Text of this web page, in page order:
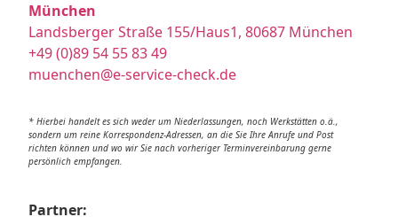
München
Landsberger Straße 155/Haus1, 80687 München
+49 (0)89 54 55 83 49
muenchen@e-service-check.de
* Hierbei handelt es sich weder um Niederlassungen, noch Werkstätten o.ä.,
sondern um reine Korrespondenz-Adressen, an die Sie Ihre Anrufe und Post
richten können und wo wir Sie nach vorheriger Terminvereinbarung gerne
persönlich empfangen.
Partner: